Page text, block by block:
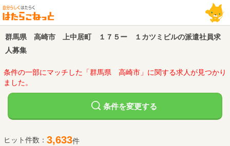
群馬県 高崎市 上中居町 １７５ー １カツミビルの派遣社員求
人募集
条件の一部にマッチした「群馬県 高崎市」に関する求人が見つかり
ました。
条件を変更する
ヒット件数： 3,633件